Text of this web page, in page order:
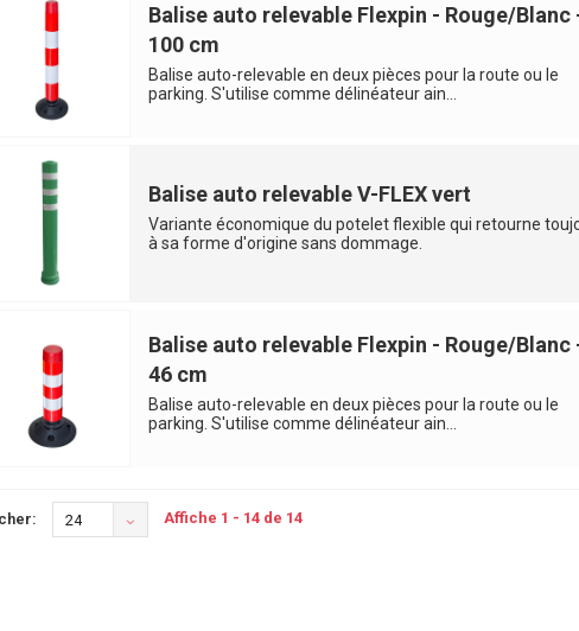
Balise auto relevable Flexpin - Rouge/Blanc
100 cm
Balise auto-relevable en deux pièces pour la route ou le
parking. S'utilise comme délinéateur ain...
Balise auto relevable V-FLEX vert
Variante économique du potelet flexible qui retourne
à sa forme d'origine sans dommage.
Balise auto relevable Flexpin - Rouge/Blanc
46 cm
Balise auto-relevable en deux pièces pour la route ou le
parking. S'utilise comme délinéateur ain...
24 Affiche 1 - 14 de 14